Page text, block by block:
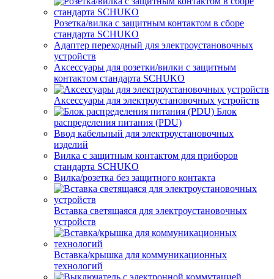
Розетка/вилка с защитным контактом в сборе
стандарта SCHUKO
Адаптер переходный для электроустановочных
устройств
Аксессуары для розетки/вилки с защитным
контактом стандарта SCHUKO
Аксессуары для электроустановочных устройств
Блок
распределения питания (PDU)
Ввод кабельный для электроустановочных
изделий
Вилка с защитным контактом для приборов
стандарта SCHUKO
Вилка/розетка без защитного контакта
Вставка светящаяся для электроустановочных
устройств
Вставка/крышка для коммуникационных
технологий